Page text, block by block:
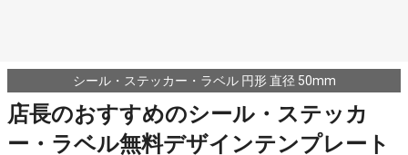
シール・ステッカー・ラベル 円形 直径 50mm
店長のおすすめのシール・ステッカ
ー・ラベル無料デザインテンプレート